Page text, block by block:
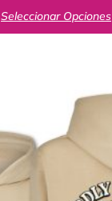
Seleccionar Opciones